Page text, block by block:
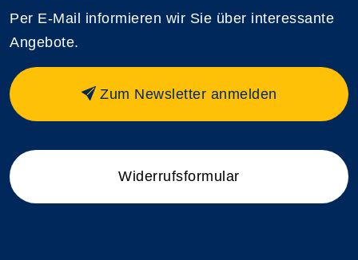
Per E-Mail informieren wir Sie über interessante
Angebote.
Zum Newsletter anmelden
Widerrufsformular